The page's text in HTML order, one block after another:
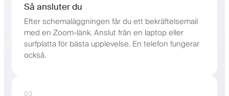
Så ansluter du
Efter schemaläggningen får du ett bekräftelsemail
med en Zoom-länk. Anslut från en laptop eller
surfplatta för bästa upplevelse. En telefon fungerar
också.
03